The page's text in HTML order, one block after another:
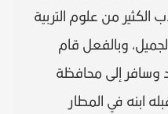
الكثير من علوم التربية
وبالفعل قام
وسافر إلى محافظة
ابنه في المطار